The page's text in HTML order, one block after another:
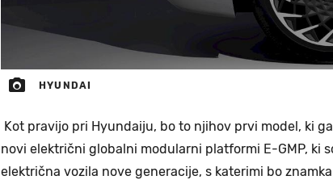
HYUNDAI
Kot pravijo pri Hyundaiju, bo to njihov prvi model, ki
novi električni globalni modularni platformi E-GMP, ki
električna vozila nove generacije, s katerimi bo